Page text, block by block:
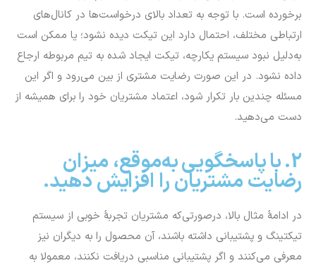
برخورده است. با توجه به تعداد بالای درخواست‌ها در کانال‌های
ارتباطی مختلف، احتمال دارد این تیکت دیده نشود؛ یا ممکن است
به‌دلیل نبود سیستم یکارچه، تیکت ایجاد شده به تیم مربوطه ارجاع
داده نشود. در این صورت رضایت مشتری از بین می‌رود و اگر این
مسئله چندین بار تکرار شود، اعتماد مشتریان خود را برای همیشه از
دست می‌دهید.
2. با پاسخگویی به‌موقع، میزان
رضایت مشتریان را افزایش دهید.
در ادامۀ مثال بالا، درصورتی‌‌که مشتریان تجربۀ خوبی از سیستم
تیکتینگ و پشتیبانی داشته باشند، آن محصول را به دیگران نیز
معرفی می‌کنند و اگر پشتیبانی مناسبی دریافت نکنند، معمولا به